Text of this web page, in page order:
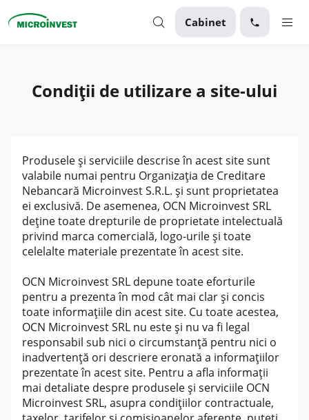
Cabinet
Business
Condiții de utilizare a site-ului
Produsele și serviciile descrise în acest site sunt
valabile numai pentru Organizația de Creditare
Nebancară Microinvest S.R.L. și sunt proprietatea
ei exclusivă. De asemenea, OCN Microinvest SRL
deține toate drepturile de proprietate intelectuală
privind marca comercială, logo-urile și toate
celelalte materiale prezentate în acest site.
OCN Microinvest SRL depune toate eforturile
pentru a prezenta în mod cât mai clar și concis
toate informațiile din acest site. Cu toate acestea,
OCN Microinvest SRL nu este și nu va fi legal
responsabil sub nici o circumstanță pentru nici o
inadvertență ori descriere eronată a informațiilor
prezentate în acest site. Pentru a afla informații
mai detaliate despre produsele și serviciile OCN
Microinvest SRL, asupra condițiilor contractuale,